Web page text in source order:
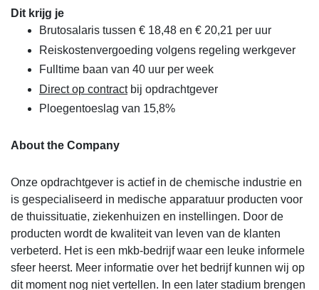
Dit krijg je
Brutosalaris tussen € 18,48 en € 20,21 per uur
Reiskostenvergoeding volgens regeling werkgever
Fulltime baan van 40 uur per week
Direct op contractbij opdrachtgever
Ploegentoeslag van 15,8%
About the Company
Onze opdrachtgever is actief in de chemische industrie en
is gespecialiseerd in medische apparatuur producten voor
de thuissituatie, ziekenhuizen en instellingen. Door de
producten wordt de kwaliteit van leven van de klanten
verbeterd. Het is een mkb-bedrijf waar een leuke informele
sfeer heerst. Meer informatie over het bedrijf kunnen wij op
dit moment nog niet vertellen. In een later stadium brengen